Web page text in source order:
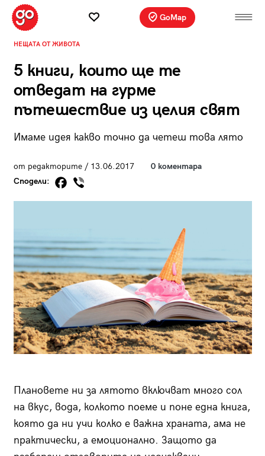
GoMap
НЕЩАТА ОТ ЖИВОТА
5 книги, които ще те
отведат на гурме
пътешествие из целия свят
Имаме идея какво точно да четеш това лято
от редакторите / 13.06.2017
0 коментара
Сподели:
Плановете ни за лятото включват много сол
на вкус, вода, колкото поеме и поне една книга,
която да ни учи колко е важна храната, ама не
практически, а емоционално. Защото да